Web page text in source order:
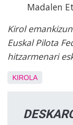
Madalen
Kirol
Euskal Pilota
hitzarmenari
KIROLA